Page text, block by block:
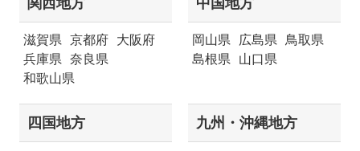
滋賀県 京都府
大阪府
兵庫県
奈良県
和歌山県
岡山県 広島県
鳥取県
島根県
山口県
四国地方 九州・沖縄地方